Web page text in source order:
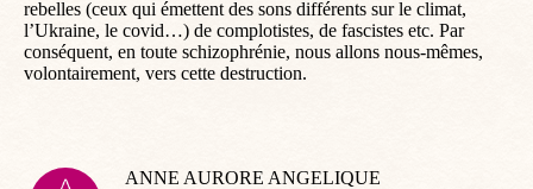
rebelles (ceux qui émettent des sons différents sur le climat,
l’Ukraine, le covid…) de complotistes, de fascistes etc. Par
conséquent, en toute schizophrénie, nous allons nous-mêmes,
volontairement, vers cette destruction.
ANNE AURORE ANGELIQUE